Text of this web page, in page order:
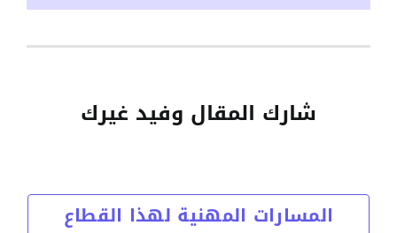
شارك المقال وفيد غيرك
المسارات المهنية لهذا القطاع